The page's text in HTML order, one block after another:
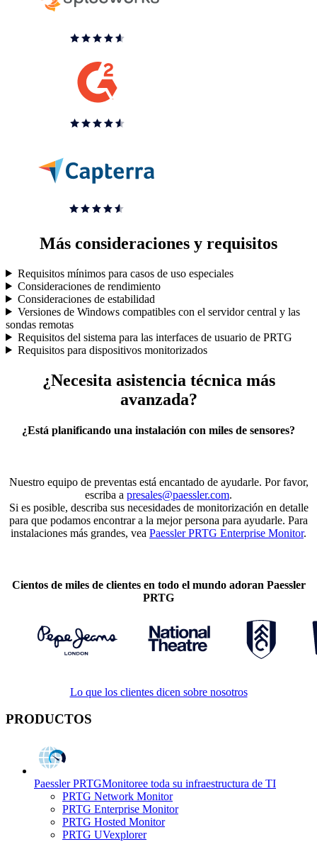
Más consideraciones y requisitos
Requisitos mínimos para casos de uso especiales
Consideraciones de rendimiento
Consideraciones de estabilidad
Versiones de Windows compatibles con el servidor central y las
sondas remotas
Requisitos del sistema para las interfaces de usuario de PRTG
Requisitos para dispositivos monitorizados
¿Necesita asistencia técnica más
avanzada?
¿Está planificando una instalación con miles de sensores?
Nuestro equipo de preventas está encantado de ayudarle. Por favor,
escriba a presales@paessler.com.
Si es posible, describa sus necesidades de monitorización en detalle
para que podamos encontrar a la mejor persona para ayudarle. Para
instalaciones más grandes, vea Paessler PRTG Enterprise Monitor.
Cientos de miles de clientes en todo el mundo adoran Paessler
PRTG
Lo que los clientes dicen sobre nosotros
PRODUCTOS
Paessler PRTGMonitoree toda su infraestructura de TI
PRTG Network Monitor
PRTG Enterprise Monitor
PRTG Hosted Monitor
PRTG UVexplorer